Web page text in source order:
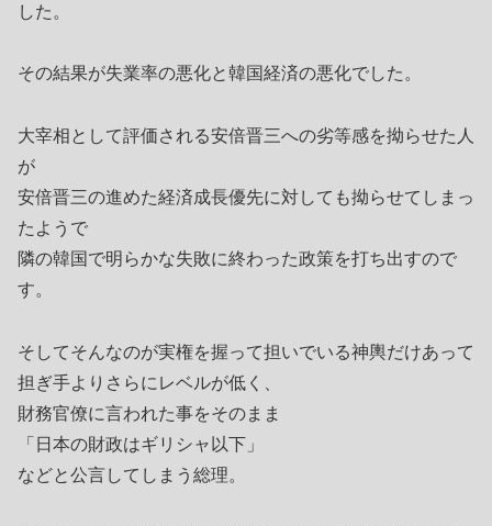
した。
その結果が失業率の悪化と韓国経済の悪化でした。
大宰相として評価される安倍晋三への劣等感を拗らせた人
が
安倍晋三の進めた経済成長優先に対しても拗らせてしまっ
たようで
隣の韓国で明らかな失敗に終わった政策を打ち出すので
す。
そしてそんなのが実権を握って担いでいる神輿だけあって
担ぎ手よりさらにレベルが低く、
財務官僚に言われた事をそのまま
「日本の財政はギリシャ以下」
などと公言してしまう総理。